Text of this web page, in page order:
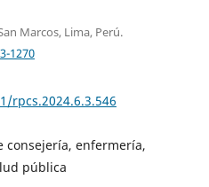
Marcos, Lima, Perú.
1270
rpcs.2024.6.3.546
consejería, enfermería,
pública